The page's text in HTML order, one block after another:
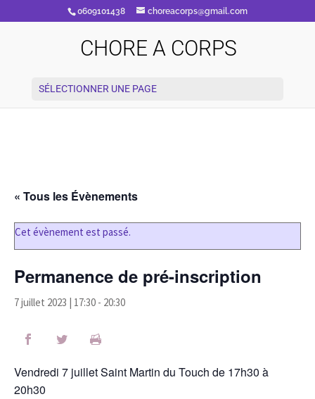
0609101438 choreacorps@gmail.com
CHORE A CORPS
SÉLECTIONNER UNE PAGE
« Tous les Évènements
Cet évènement est passé.
Permanence de pré-inscription
7 juillet 2023 | 17:30 - 20:30
Vendredi 7 juillet Saint Martin du Touch de 17h30 à
20h30